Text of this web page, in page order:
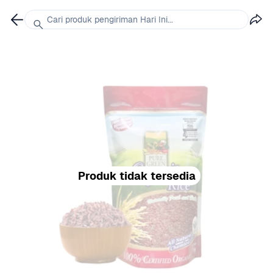
Produk tidak tersedia
Cari produk pengiriman Hari Ini...